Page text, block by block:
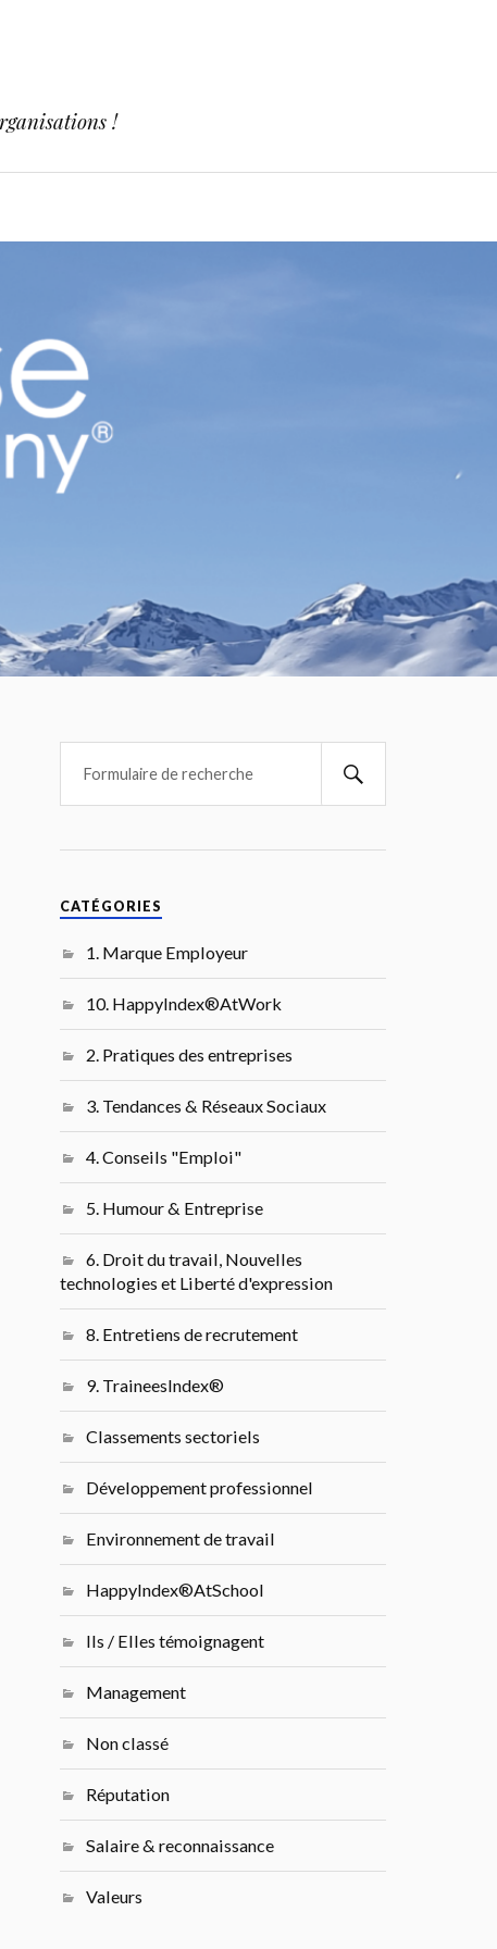
!
CATÉGORIES
1. Marque Employeur
10. HappyIndex®AtWork
2. Pratiques des entreprises
3. Tendances & Réseaux Sociaux
4. Conseils "Emploi"
5. Humour & Entreprise
6. Droit du travail, Nouvelles
technologies et Liberté d'expression
8. Entretiens de recrutement
9. TraineesIndex®
Classements sectoriels
Développement professionnel
Environnement de travail
HappyIndex®AtSchool
Ils / Elles témoignagent
Management
Non classé
Réputation
Salaire & reconnaissance
Valeurs